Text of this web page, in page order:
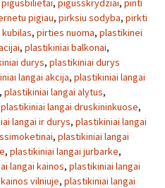
pigusbilietai, pigusskrydziai, pinti
pigiau, pirksiu sodyba, pirkti
, pirties nuoma, plastikinei
, plastikiniai balkonai,
durys, plastikiniai durys
langai akcija, plastikiniai langai
, plastikiniai langai alytus,
plastikiniai langai druskininkuose,
langai ir durys, plastikiniai langai
, plastikiniai langai
, plastikiniai langai jurbarke,
langai kainos, plastikiniai langai
vilniuje, plastikiniai langai